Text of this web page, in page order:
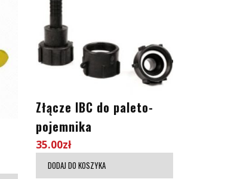
Złącze IBC do paleto-
pojemnika
35.00zł
DODAJ DO KOSZYKA